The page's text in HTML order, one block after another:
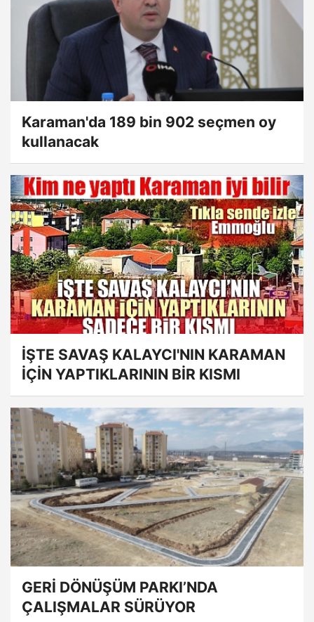
Karaman'da 189 bin 902 seçmen oy
kullanacak
İŞTE SAVAŞ KALAYCI'NIN KARAMAN
İÇİN YAPTIKLARININ BİR KISMI
GERİ DÖNÜŞÜM PARKI’NDA
ÇALIŞMALAR SÜRÜYOR